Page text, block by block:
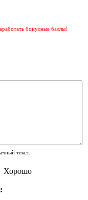
бонусные баллы!
текст.
Хорошо